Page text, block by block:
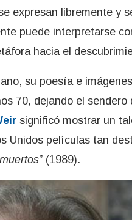
expresan libremente y
puede interpretarse
hacia el
su poesía e
70, dejando el
significó mostrar un
Unidos películas tan
” (1989).